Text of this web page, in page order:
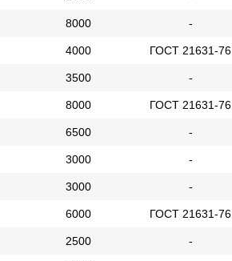
8000 -
4000 ГОСТ 21631-76
3500 -
8000 ГОСТ 21631-76
6500 -
3000 -
3000 -
6000 ГОСТ 21631-76
2500 -